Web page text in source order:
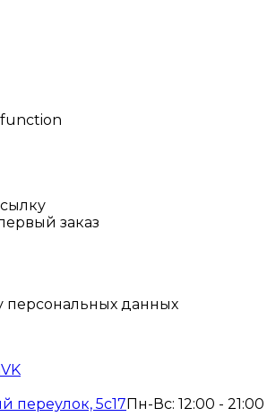
заказ
персональных данных
VK
переулок, 5с17 Пн-Вс: 12:00 - 21:00